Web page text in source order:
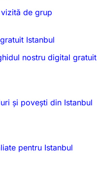
de grup
Istanbul
nostru digital gratuit
și povești din Istanbul
pentru Istanbul